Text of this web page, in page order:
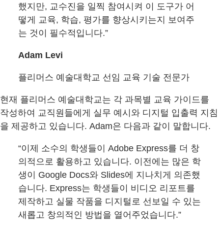
했지만, 교수진을 일찍 참여시켜 이 도구가 어
떻게 교육, 학습, 평가를 향상시키는지 보여주
는 것이 필수적입니다.”
Adam Levi
플리머스 예술대학교 선임 교육 기술 전문가
현재 플리머스 예술대학교는 각 과목별 교육 가이드를
작성하여 교직원들에게 실무 예시와 디지털 입출력 지침
을 제공하고 있습니다. Adam은 다음과 같이 말합니다.
“이제 소수의 학생들이 Adobe Express를 더 창
의적으로 활용하고 있습니다. 이전에는 많은 학
생이 Google Docs와 Slides에 지나치게 의존했
습니다. Express는 학생들이 비디오 리포트를
제작하고 실물 작품을 디지털로 선보일 수 있는
새롭고 창의적인 방법을 열어주었습니다.”